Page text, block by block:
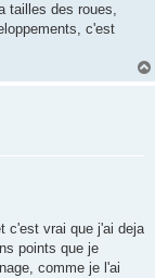
tailles des roues,
c'est
c'est vrai que j'ai deja
points que je
comme je l'ai